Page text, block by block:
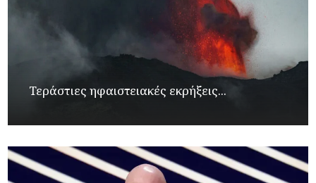
Τεράστιες ηφαιστειακές εκρήξεις...